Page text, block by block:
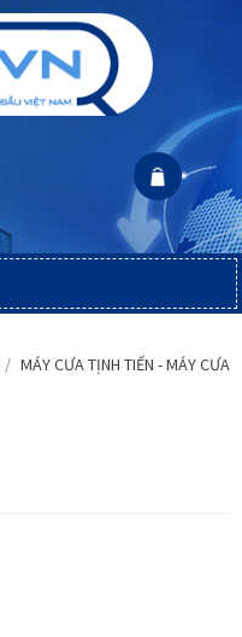
MÁY CƯA TỊNH TIẾN - MÁY CƯA